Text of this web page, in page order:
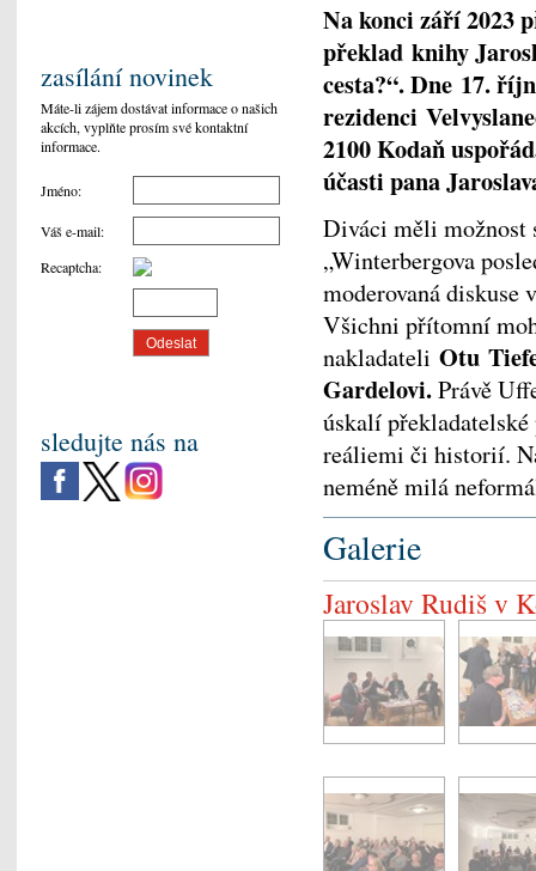
Na konci září 2023
překlad knihy
cesta?“. Dne 17.
rezidenci
2100 Kodaň
účasti pana
Diváci měli
„Winterbergova
moderovaná diskuse
Všichni přítomní
nakladateli Otu
Gardelovi.Právě
úskalí
reáliemi či historií.
neméně milá
Galerie
Jaroslav Rudiš v
zasílání novinek
Máte-li zájem dostávat informace o našich
akcích, vyplňte prosím své kontaktní
informace.
Jméno:
Váš e-mail:
Recaptcha:
sledujte nás na